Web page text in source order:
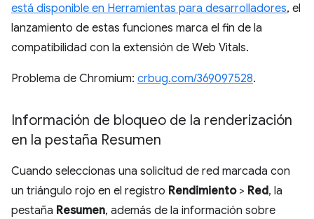
está disponible en Herramientas para desarrolladores, el
lanzamiento de estas funciones marca el fin de la
compatibilidad con la extensión de Web Vitals.
Problema de Chromium: crbug.com/369097528.
Información de bloqueo de la renderización
en la pestaña Resumen
Cuando seleccionas una solicitud de red marcada con
un triángulo rojo en el registro Rendimiento> Red, la
pestaña Resumen, además de la información sobre